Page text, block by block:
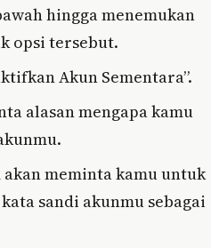
hingga menemukan
opsi tersebut.
Akun Sementara”.
alasan mengapa kamu
meminta kamu untuk
sandi akunmu sebagai